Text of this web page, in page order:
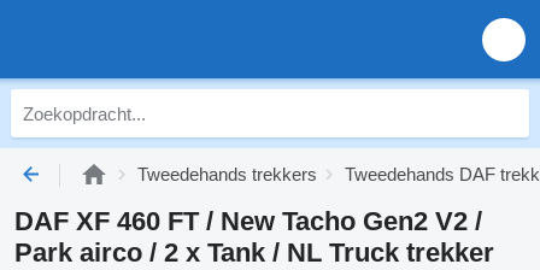
Tweedehands trekkers Tweedehands DAF
DAF XF 460 FT / New Tacho Gen2 V2 /
Park airco / 2 x Tank / NL Truck trekker